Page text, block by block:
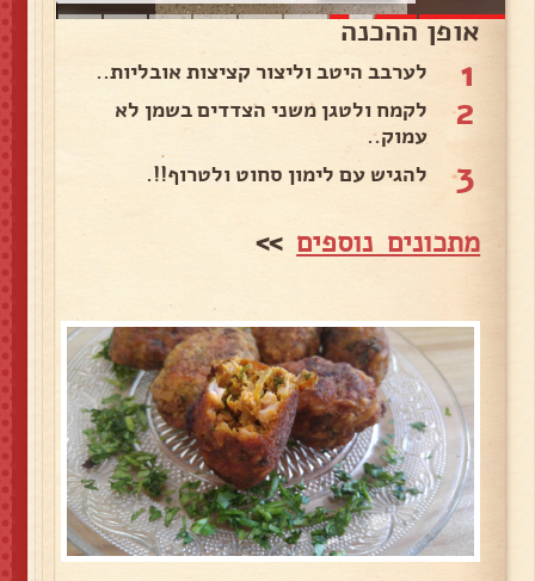
אופן ההכנה
1 לערבב היטב וליצור קציצות אובליות..
2
לקמח ולטגן משני הצדדים בשמן לא
עמוק..
3 להגיש עם לימון סחוט ולטרוף!!.
מתכונים נוספים >>